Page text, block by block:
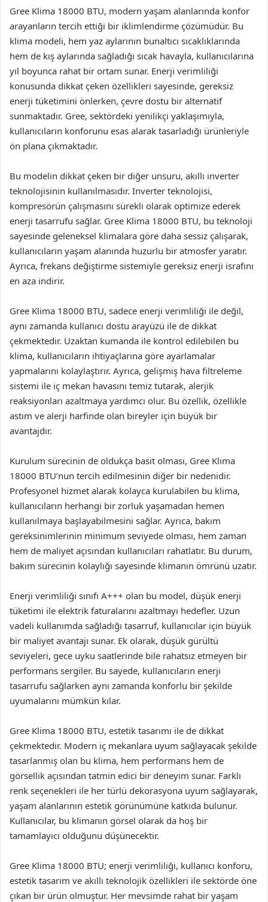
Gree Klima 18000 BTU, modern yaşam alanlarında konfor
arayanların tercih ettiği bir iklimlendirme çözümüdür. Bu
klima modeli, hem yaz aylarının bunaltıcı sıcaklıklarında
hem de kış aylarında sağladığı sıcak havayla, kullanıcılarına
yıl boyunca rahat bir ortam sunar. Enerji verimliliği
konusunda dikkat çeken özellikleri sayesinde, gereksiz
enerji tüketimini önlerken, çevre dostu bir alternatif
sunmaktadır. Gree, sektördeki yenilikçi yaklaşımıyla,
kullanıcıların konforunu esas alarak tasarladığı ürünleriyle
ön plana çıkmaktadır.
Bu modelin dikkat çeken bir diğer unsuru, akıllı inverter
teknolojisinin kullanılmasıdır. Inverter teknolojisi,
kompresörün çalışmasını sürekli olarak optimize ederek
enerji tasarrufu sağlar. Gree Klima 18000 BTU, bu teknoloji
sayesinde geleneksel klimalara göre daha sessiz çalışarak,
kullanıcıların yaşam alanında huzurlu bir atmosfer yaratır.
Ayrıca, frekans değiştirme sistemiyle gereksiz enerji israfını
en aza indirir.
Gree Klima 18000 BTU, sadece enerji verimliliği ile değil,
aynı zamanda kullanıcı dostu arayüzü ile de dikkat
çekmektedir. Uzaktan kumanda ile kontrol edilebilen bu
klima, kullanıcıların ihtiyaçlarına göre ayarlamalar
yapmalarını kolaylaştırır. Ayrıca, gelişmiş hava filtreleme
sistemi ile iç mekan havasını temiz tutarak, alerjik
reaksiyonları azaltmaya yardımcı olur. Bu özellik, özellikle
astım ve alerji harfinde olan bireyler için büyük bir
avantajdır.
Kurulum sürecinin de oldukça basit olması, Gree Klima
18000 BTU’nun tercih edilmesinin diğer bir nedenidir.
Profesyonel hizmet alarak kolayca kurulabilen bu klima,
kullanıcıların herhangi bir zorluk yaşamadan hemen
kullanılmaya başlayabilmesini sağlar. Ayrıca, bakım
gereksinimlerinin minimum seviyede olması, hem zaman
hem de maliyet açısından kullanıcıları rahatlatır. Bu durum,
bakım sürecinin kolaylığı sayesinde klimanın ömrünü uzatır.
Enerji verimliliği sınıfı A+++ olan bu model, düşük enerji
tüketimi ile elektrik faturalarını azaltmayı hedefler. Uzun
vadeli kullanımda sağladığı tasarruf, kullanıcılar için büyük
bir maliyet avantajı sunar. Ek olarak, düşük gürültü
seviyeleri, gece uyku saatlerinde bile rahatsız etmeyen bir
performans sergiler. Bu sayede, kullanıcıların enerji
tasarrufu sağlarken aynı zamanda konforlu bir şekilde
uyumalarını mümkün kılar.
Gree Klima 18000 BTU, estetik tasarımı ile de dikkat
çekmektedir. Modern iç mekanlara uyum sağlayacak şekilde
tasarlanmış olan bu klima, hem performans hem de
görsellik açısından tatmin edici bir deneyim sunar. Farklı
renk seçenekleri ile her türlü dekorasyona uyum sağlayarak,
yaşam alanlarının estetik görünümüne katkıda bulunur.
Kullanıcılar, bu klimanın görsel olarak da hoş bir
tamamlayıcı olduğunu düşünecektir.
Gree Klima 18000 BTU; enerji verimliliği, kullanıcı konforu,
estetik tasarım ve akıllı teknolojik özellikleri ile sektörde öne
çıkan bir ürün olmuştur. Her mevsimde rahat bir yaşam